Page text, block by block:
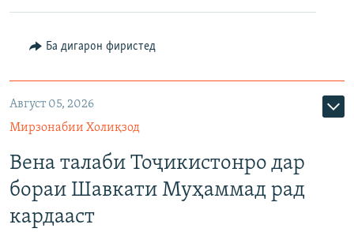
Ба дигарон фиристед
Август 05, 2026
Мирзонабии Холиқзод
Вена талаби Тоҷикистонро дар
бораи Шавкати Муҳаммад рад
кардааст